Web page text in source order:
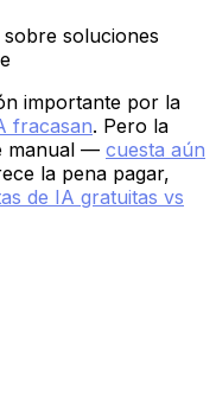
sobre soluciones
importante por la
fracasan. Pero la
manual — cuesta aún
la pena pagar,
de IA gratuitas vs